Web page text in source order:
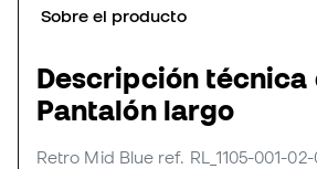
Sobre el producto
Descripción técnica
Pantalón largo
Retro Mid Blue ref. RL_1105-001-